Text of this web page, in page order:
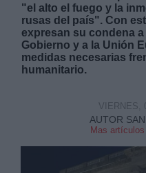
"el alto el fuego y la
rusas del país". Con
expresan su condena
Gobierno y a la Unión
medidas necesarias
humanitario.
AUTOR
Mas
VIERNES,
Derechos:
Información adicional